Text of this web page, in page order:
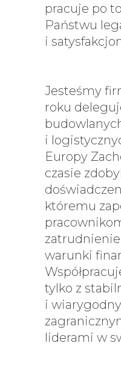
pracuje po
Państwu
i
Jesteśmy
roku
i
Europy
czasie
któremu
warunki
tylko z
i
liderami w